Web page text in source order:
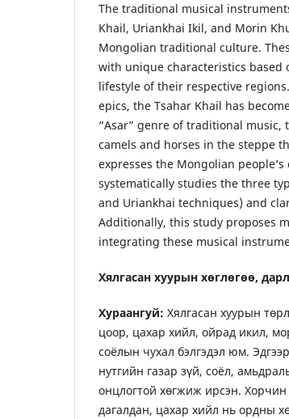
The traditional musical
Khail, Uriankhai Ikil, and Morin
Mongolian traditional culture.
with unique characteristics based
lifestyle of their respective
epics, the Tsahar Khail has
“Asar” genre of traditional
camels and horses in the steppe
expresses the Mongolian
systematically studies the three
and Uriankhai techniques) and
Additionally, this study proposes
integrating these musical
Хялгасан хуурын хөглөгөө,
Хураангуй: Хялгасан хуурын
цоор, цахар хийл, ойрад икил,
соёлын чухал бэлгэдэл юм.
нутгийн газар зүй, соёл,
онцлогтой хөгжиж ирсэн. Хорчин
дагалдан, цахар хийл нь ордны